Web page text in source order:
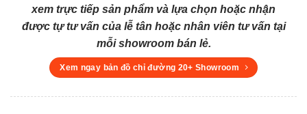
xem trực tiếp sản phẩm và lựa chọn hoặc nhận
được tự tư vấn của lễ tân hoặc nhân viên tư vấn tại
mỗi showroom bán lẻ.
Xem ngay bản đồ chỉ đường 20+ Showroom